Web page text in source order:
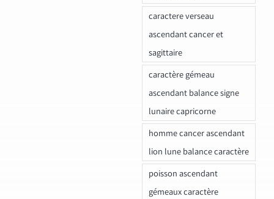
caractere verseau
ascendant cancer et
sagittaire
caractère gémeau
ascendant balance signe
lunaire capricorne
homme cancer ascendant
lion lune balance caractère
poisson ascendant
gémeaux caractère